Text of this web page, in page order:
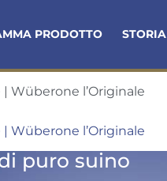
PRODOTTO STORIA
| Wüberone l’Originale
| Wüberone l’Originale
puro suino